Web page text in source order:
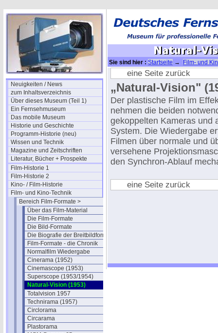
Neuigkeiten / News
zum Inhaltsverzeichnis
Über dieses Museum (Teil 1)
Ein Fernsehmuseum
Das mobile Museum
Historie und Geschichte
Programm-Historie (neu)
Wissen und Technik
Magazine und Zeitschriften
Literatur, Bücher + Prospekte
Film-Historie 1
Film-Historie 2
Kino- / Film-Historie
Film- und Kino-Technik
Bereich Film-Formate >
Über das Film-Material
Die Film-Formate
Die Bild-Formate
Die Biografie der Breitbildformate
Film-Formate - die Chronik
Normalfilm Wiedergabe
Cinerama (1952)
Cinemascope (1953)
Superscope (1953/1954)
Natural-Vision (1953)
Totalvision 1957
Technirama (1957)
Circlorama
Circarama
Plastorama
Sie sind hier : Startseite → Film- und
eine Seite zurück
„Natural-Vision"
Der plastische Film im
nehmen die beiden
gekoppelten Kameras und
System. Die Wiedergabe
Filmen über normale und
versehene
den Synchron-Ablauf
eine Seite zurück